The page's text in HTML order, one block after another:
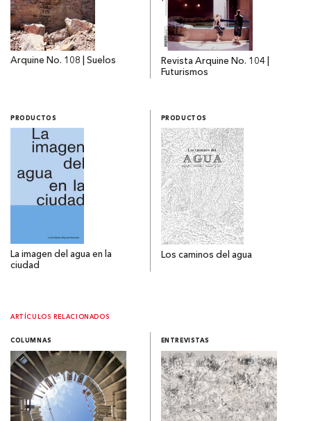
Arquine No. 108 | Suelos
Revista Arquine No. 104 |
Futurismos
PRODUCTOS
La imagen del agua en la
ciudad
PRODUCTOS
Los caminos del agua
ARTÍCULOS RELACIONADOS
COLUMNAS ENTREVISTAS